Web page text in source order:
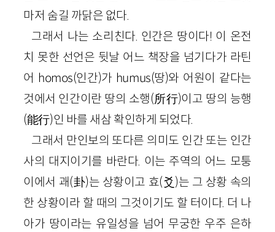
마저 숨길 까닭은 없다.
그래서 나는 소리친다. 인간은 땅이다! 이 온전
치 못한 선언은 뒷날 어느 책장을 넘기다가 라틴
어 homos(인간)가 humus(땅)와 어원이 같다는
것에서 인간이란 땅의 소행(所行)이고 땅의 능행
(能行)인 바를 새삼 확인하게 되었다.
그래서 만인보의 또다른 의미도 인간 또는 인간
사의 대지이기를 바란다. 이는 주역의 어느 모퉁
이에서 괘(卦)는 상황이고 효(爻)는 그 상황 속의
한 상황이라 할 때의 그것이기도 할 터이다. 더 나
아가 땅이라는 유일성을 넘어 무궁한 우주 은하